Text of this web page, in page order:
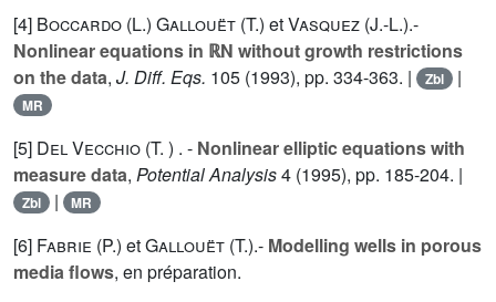
[4] Boccardo (L.) Gallouët (T.) etVasquez (J.-L.).-
Nonlinear equations in ℝN without growth restrictions
on the data, J. Diff. Eqs. 105 (1993), pp. 334-363. | Zbl |
MR
[5] Del Vecchio (T. ) . - Nonlinear elliptic equations with
measure data, Potential Analysis4 (1995), pp. 185-204. |
Zbl | MR
[6] Fabrie (P.) etGallouët (T.).- Modelling wells in porous
media flows, en préparation.